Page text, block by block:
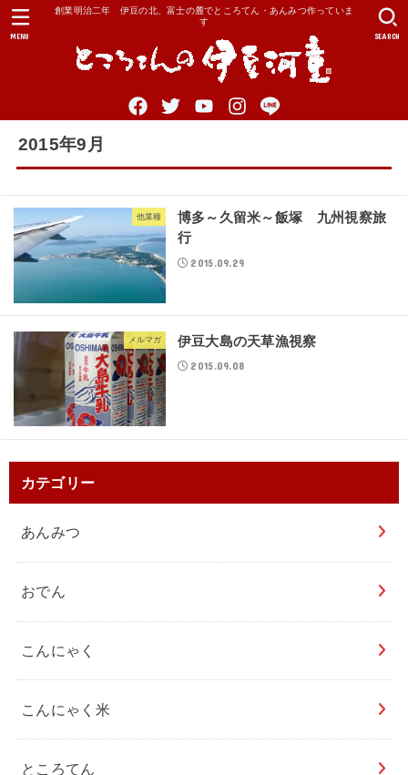
創業明治二年 伊豆の北、富士の麓でところてん・あんみつ作っていま
す
SEARCH
MENU
2015年9月
他業種
博多～久留米～飯塚 九州視察旅
行
2015.09.29
メルマガ 伊豆大島の天草漁視察
2015.09.08
カテゴリー
あんみつ
おでん
こんにゃく
こんにゃく米
ところてん